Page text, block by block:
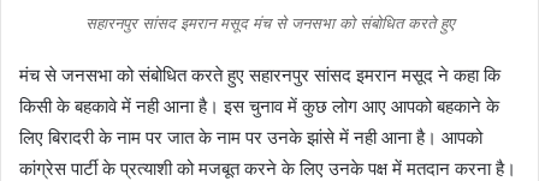
सहारनपुर सांसद इमरान मसूद मंच से जनसभा को संबोधित करते हुए
मंच से जनसभा को संबोधित करते हुए सहारनपुर सांसद इमरान मसूद ने कहा कि
किसी के बहकावे में नही आना है। इस चुनाव में कुछ लोग आए आपको बहकाने के
लिए बिरादरी के नाम पर जात के नाम पर उनके झांसे में नही आना है। आपको
कांग्रेस पार्टी के प्रत्याशी को मजबूत करने के लिए उनके पक्ष में मतदान करना है।